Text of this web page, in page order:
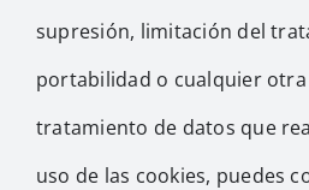
supresión, limitación del
portabilidad o cualquier
tratamiento de datos que
uso de las cookies, puedes